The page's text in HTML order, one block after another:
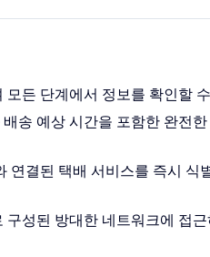
든 단계에서 정보를 확인할
송 예상 시간을 포함한 완전
연결된 택배 서비스를 즉시 식
성된 방대한 네트워크에 접